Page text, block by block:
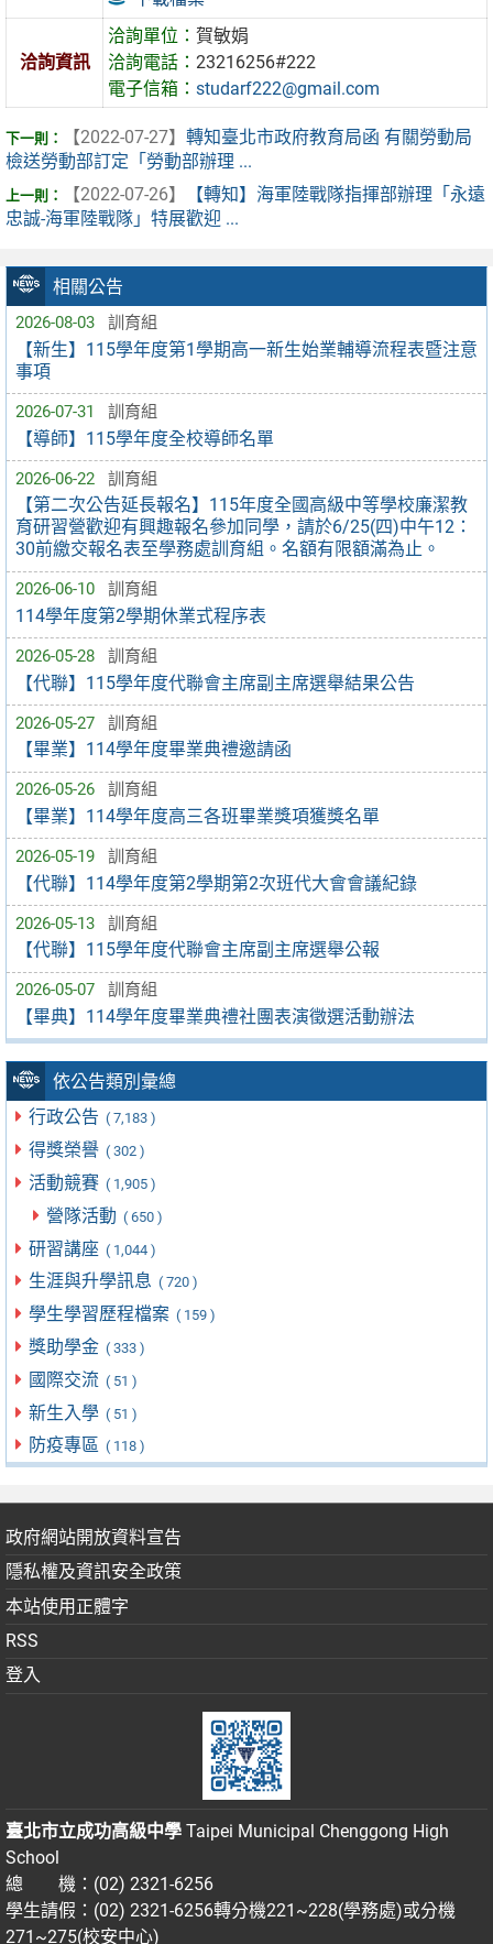
相關公告
2026-08-03 訓育組
【新生】115學年度第1學期高一新生始業輔導流程表暨注意
事項
2026-07-31 訓育組
【導師】115學年度全校導師名單
2026-06-22 訓育組
【第二次公告延長報名】115年度全國高級中等學校廉潔教
育研習營歡迎有興趣報名參加同學，請於6/25(四)中午12：
30前繳交報名表至學務處訓育組。名額有限額滿為止。
2026-06-10 訓育組
114學年度第2學期休業式程序表
2026-05-28 訓育組
【代聯】115學年度代聯會主席副主席選舉結果公告
2026-05-27 訓育組
【畢業】114學年度畢業典禮邀請函
2026-05-26 訓育組
【畢業】114學年度高三各班畢業獎項獲獎名單
2026-05-19 訓育組
【代聯】114學年度第2學期第2次班代大會會議紀錄
2026-05-13 訓育組
【代聯】115學年度代聯會主席副主席選舉公報
2026-05-07 訓育組
【畢典】114學年度畢業典禮社團表演徵選活動辦法
依公告類別彙總
行政公告 ( 7,183 )
得獎榮譽 ( 302 )
活動競賽 ( 1,905 )
營隊活動 ( 650 )
研習講座 ( 1,044 )
生涯與升學訊息 ( 720 )
學生學習歷程檔案 ( 159 )
獎助學金 ( 333 )
國際交流 ( 51 )
新生入學 ( 51 )
防疫專區 ( 118 )
洽詢資訊
洽詢單位：賀敏娟
洽詢電話：23216256#222
電子信箱：studarf222@gmail.com
【2022-07-27】 轉知臺北市政府教育局函 有關勞動局
檢送勞動部訂定「勞動部辦理 ...
【2022-07-26】
【轉知】海軍陸戰隊指揮部辦理「永遠
忠誠-海軍陸戰隊」特展歡迎 ...
政府網站開放資料宣告
隱私權及資訊安全政策
本站使用正體字
RSS
登入
臺北市立成功高級中學 Taipei Municipal Chenggong High
School
總 機：(02) 2321-6256
學生請假：(02) 2321-6256轉分機221~228(學務處)或分機
271~275(校安中心)